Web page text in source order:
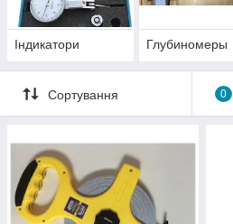
Індикатори Глубиномеры
Сортування 0